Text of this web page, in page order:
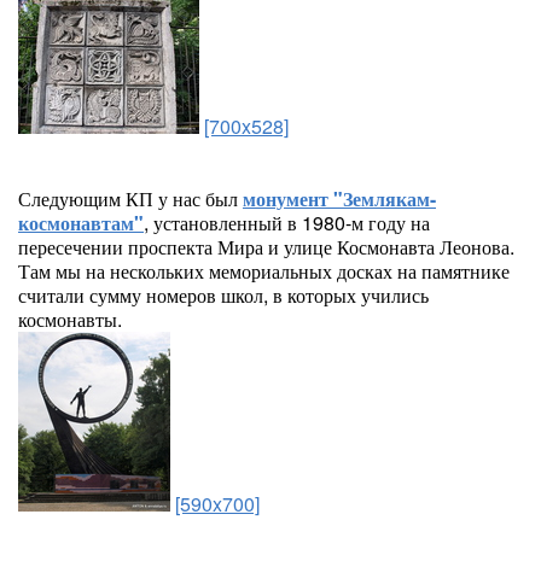
[700x528]
Следующим КП у нас былмонумент "Землякам-
космонавтам", установленный в 1980-м году на
пересечении проспекта Мира и улице Космонавта Леонова.
Там мы на нескольких мемориальных досках на памятнике
считали сумму номеров школ, в которых учились
космонавты.
[590x700]